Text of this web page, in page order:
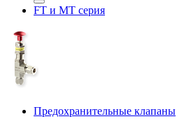
FT и MT серия
Предохранительные клапаны